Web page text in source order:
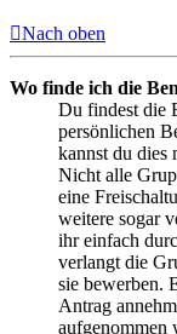
Nach oben
Wo finde ich die
Du findest die
persönlichen
kannst du dies
Nicht alle
eine
weitere sogar
ihr einfach
verlangt die
sie bewerben.
Antrag
aufgenommen